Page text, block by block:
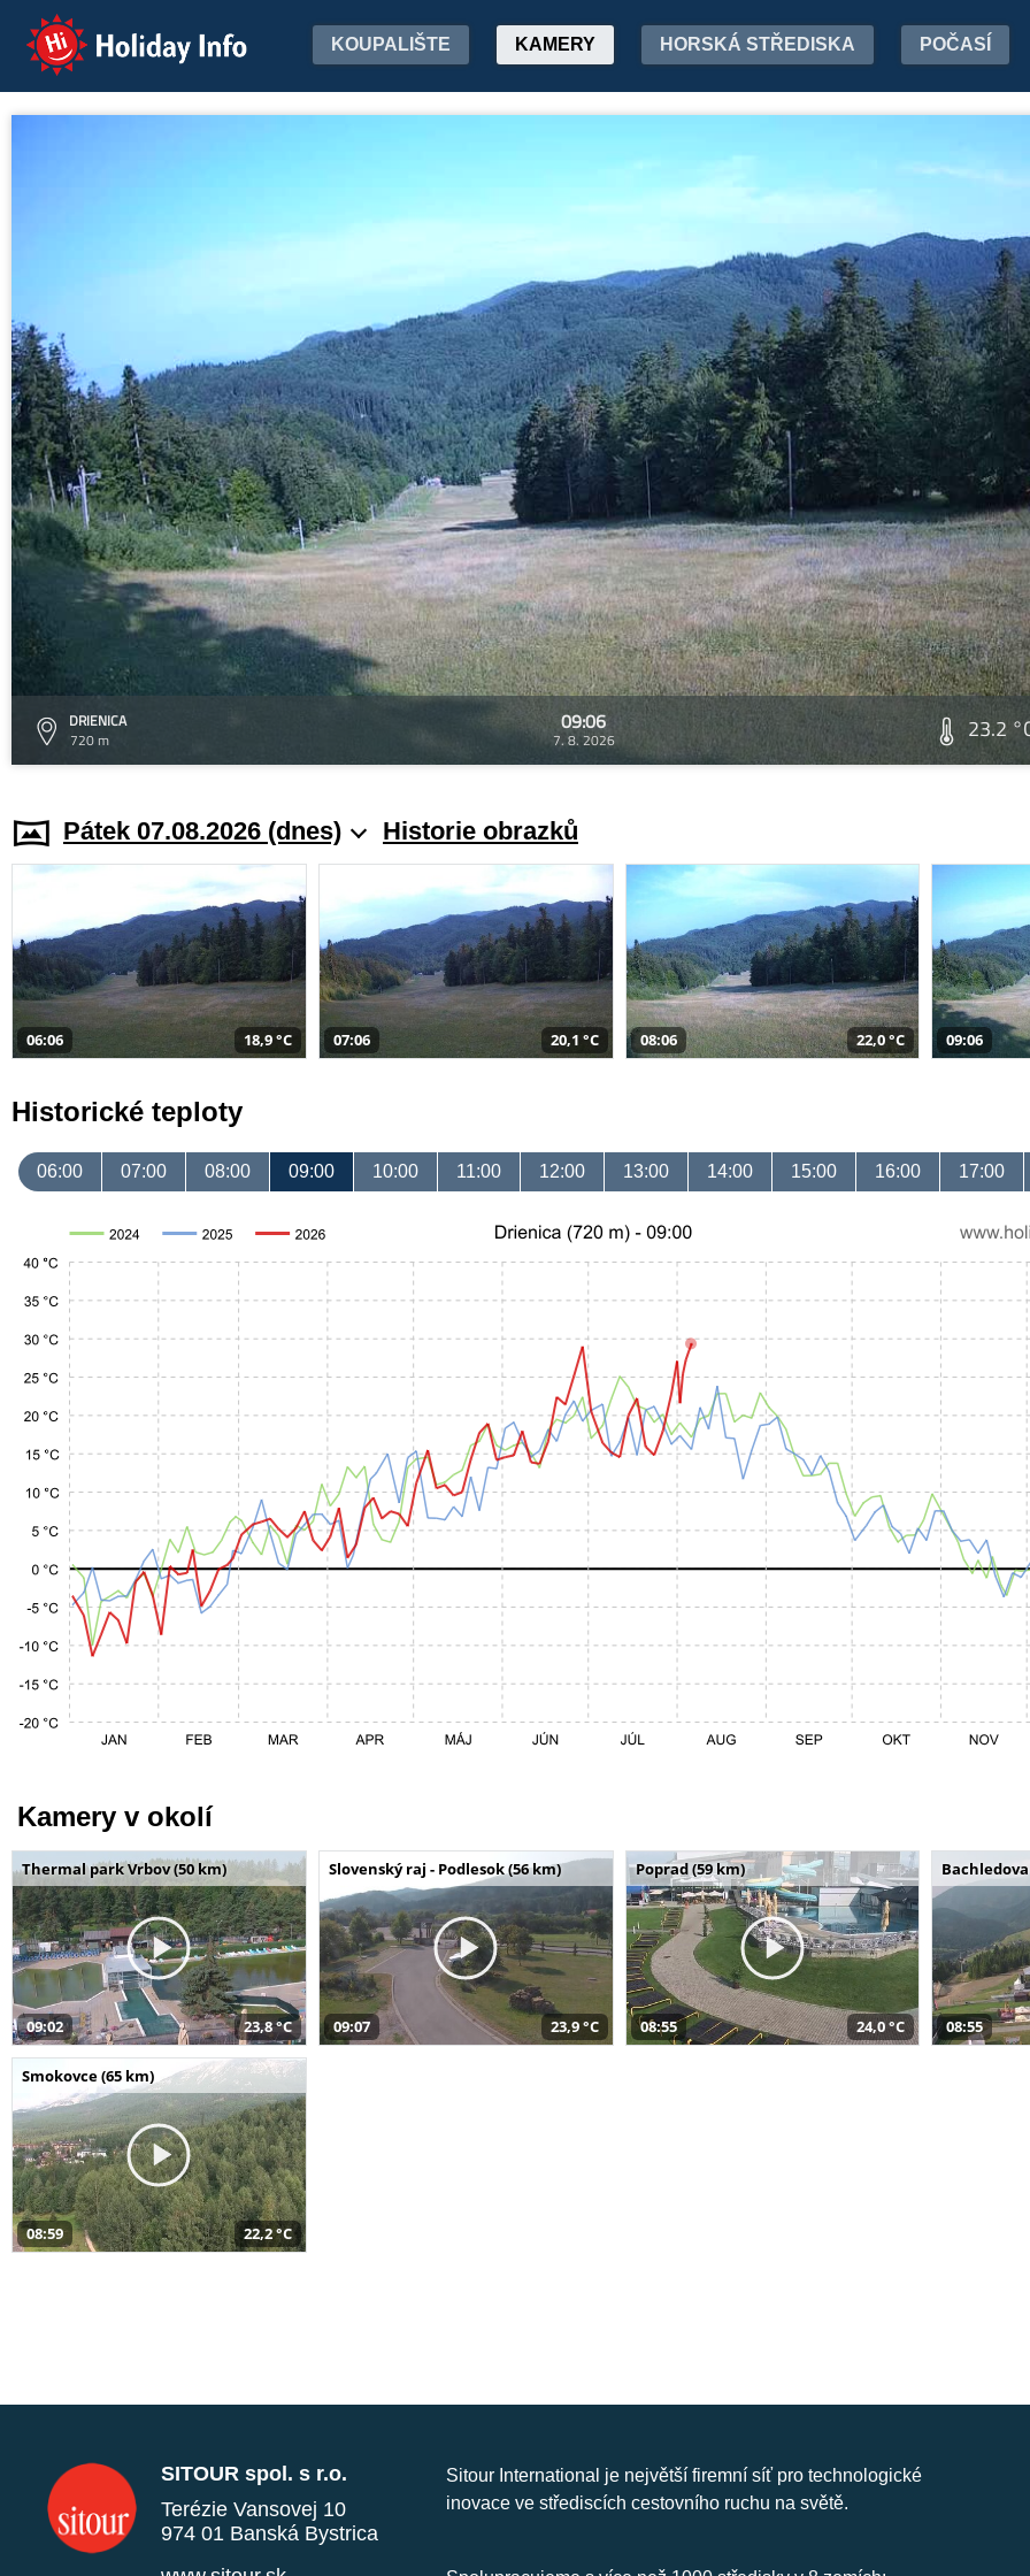
Holiday Info KOUPALIŠTE KAMERY HORSKÁ STŘEDISKA POČASÍ
DRIENICA
720 m
09:06
7. 8. 2026 23.2
Pátek 07.08.2026 (dnes) Historie obrazků
06:06 18,9 °C 07:06 20,1 °C 08:06 22,0 °C 09:06
Historické teploty
06:00 07:00 08:00 09:00 10:00 11:00 12:00 13:00 14:00 15:00 16:00 17:00
Kamery v okolí
Thermal park Vrbov (50 km)
09:02 23,8 °C
Slovenský raj - Podlesok (56 km)
09:07 23,9 °C
Poprad (59 km)
08:55 24,0 °C 08:55
Smokovce (65 km)
08:59 22,2 °C
SITOUR spol. s r.o.
Terézie Vansovej 10
974 01 Banská Bystrica
Sitour International je největší firemní síť pro technologické
inovace ve střediscích cestovního ruchu na světě.